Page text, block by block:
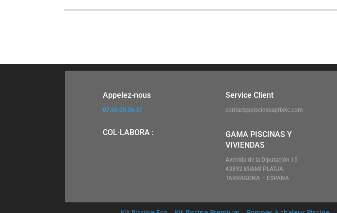
Appelez-nous
07.66.00.36.37
COL·LABORA :
Service Client
contact@piscinesaprixkc.com
GAMA PISCINAS Y
VIVIENDAS
Avenida de la Diputación 15
43892 MIAMI PLATJA
TARRAGONA – ESPANA